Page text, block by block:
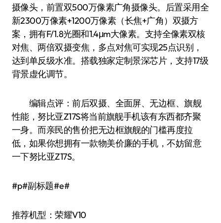
摄像头，前置双500万像素广角摄像头。后置采用全
新2300万像素+1200万像素（长焦+广角）双摄方
案，拥有F/1.8光圈和1.4μm大像素。支持全像素双核
对焦、两倍双摄变焦，多点对焦可实现25点识别，
达到单反级水准。搭载独家定制景深芯片，支持17级
背景虚化调节。
编辑点评：前后双摄、全面屏、无边框、旗舰
性能，努比亚Z17S将当前旗舰手机该有东西都齐聚
一身。而亲民的售价把无边框旗舰的门槛再度拉
低，如果你想拥有一款物美价廉的手机，不妨留意
一下努比亚Z17S。
#p#副标题#e#
推荐机型：荣耀V10